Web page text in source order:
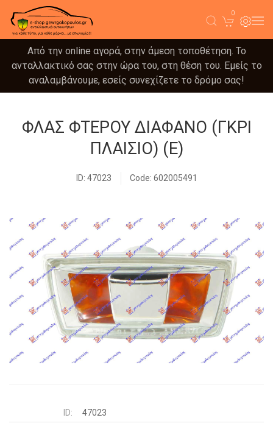
0
Από την online αγορά, στην άμεση τοποθέτηση. Το
ανταλλακτικό σας στην ώρα του, στη θέση του. Εμείς το
αναλαμβάνουμε, εσείς συνεχίζετε το δρόμο σας!
ΦΛΑΣ ΦΤΕΡΟΥ ΔΙΑΦΑΝΟ (ΓΚΡΙ
ΠΛΑΙΣΙΟ) (Ε)
ID: 47023 Code: 602005491
ID:
47023